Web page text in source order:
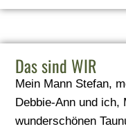
Das sind WIR
Mein Mann Stefan,
Debbie-Ann und ich,
wunderschönen